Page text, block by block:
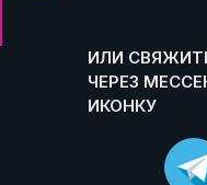
ИЛИ
ЧЕРЕЗ
ИКОНКУ